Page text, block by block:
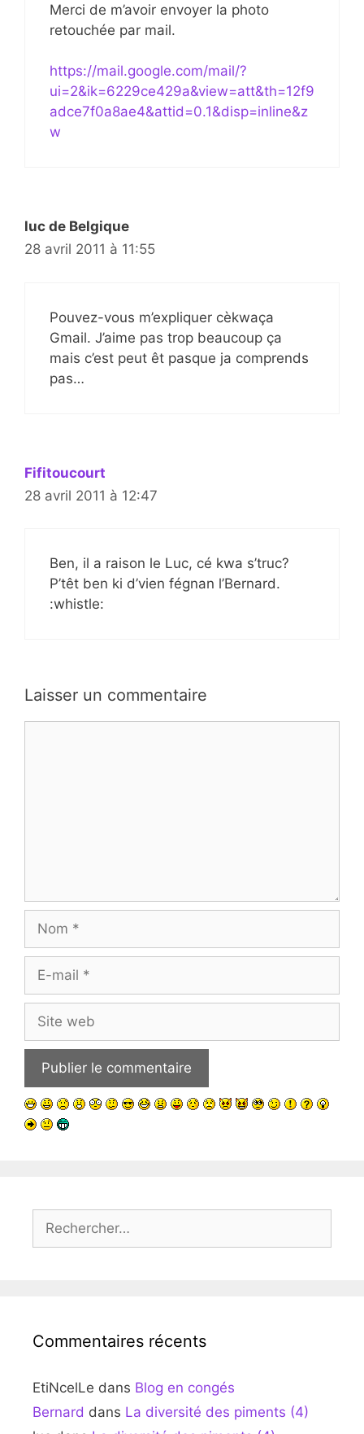
Merci de m’avoir envoyer la photo
retouchée par mail.
https://mail.google.com/mail/?
ui=2&ik=6229ce429a&view=att&th=12f9
adce7f0a8ae4&attid=0.1&disp=inline&z
w
luc de Belgique
28 avril 2011 à 11:55
Pouvez-vous m’expliquer cèkwaça
Gmail. J’aime pas trop beaucoup ça
mais c’est peut êt pasque ja comprends
pas…
Fifitoucourt
28 avril 2011 à 12:47
Ben, il a raison le Luc, cé kwa s’truc?
P’têt ben ki d’vien fégnan l’Bernard.
:whistle:
Laisser un commentaire
mail
web
Commentaires récents
EtiNcelLe dans Blog en congés
Bernard dans La diversité des piments (4)